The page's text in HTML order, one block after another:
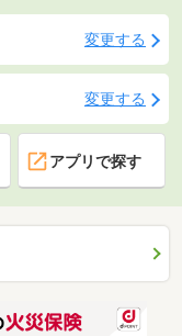
変更する
変更する
アプリで探す